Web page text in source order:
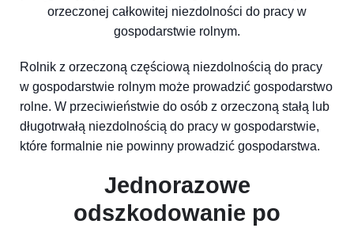
orzeczonej całkowitej niezdolności do pracy w
gospodarstwie rolnym.
Rolnik z orzeczoną częściową niezdolnością do pracy
w gospodarstwie rolnym może prowadzić gospodarstwo
rolne. W przeciwieństwie do osób z orzeczoną stałą lub
długotrwałą niezdolnością do pracy w gospodarstwie,
które formalnie nie powinny prowadzić gospodarstwa.
Jednorazowe
odszkodowanie po